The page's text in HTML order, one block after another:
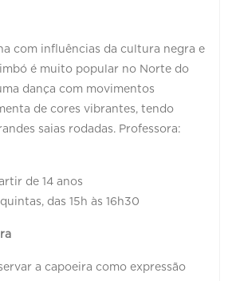
com influências da cultura negra e
é muito popular no Norte do
dança com movimentos
de cores vibrantes, tendo
saias rodadas. Professora:
de 14 anos
das 15h às 16h30
a capoeira como expressão